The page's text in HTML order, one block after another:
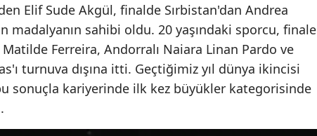
Elif Sude Akgül, finalde Sırbistan'dan Andrea
madalyanın sahibi oldu. 20 yaşındaki sporcu, finale
Ferreira, Andorralı Naiara Linan Pardo ve
turnuva dışına itti. Geçtiğimiz yıl dünya ikincisi
sonuçla kariyerinde ilk kez büyükler kategorisinde